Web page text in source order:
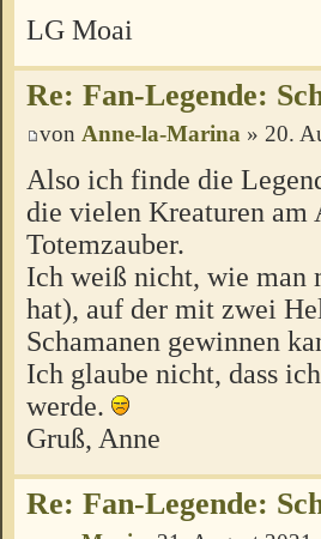
LG Moai
Re: Fan-Legende:
von Anne-la-Marina » 20.
Also ich finde die
die vielen Kreaturen am
Totemzauber.
Ich weiß nicht, wie man
hat), auf der mit zwei
Schamanen gewinnen
Ich glaube nicht, dass
werde.
Gruß, Anne
Re: Fan-Legende: